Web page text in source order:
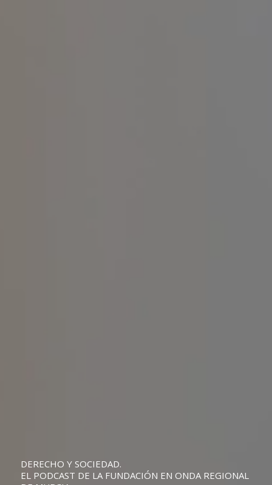
DERECHO Y SOCIEDAD.
EL PODCAST DE LA FUNDACIÓN EN ONDA REGIONAL